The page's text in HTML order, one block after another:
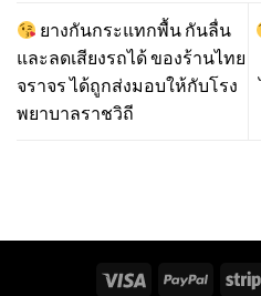
ยางกันกระแทกพื้น กันลื่น
และลดเสียงรถได้ ของร้านไทย
จราจร ได้ถูกส่งมอบให้กับโรง
พยาบาลราชวิถี